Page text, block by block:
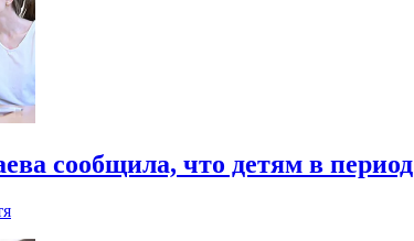
сообщила, что детям в